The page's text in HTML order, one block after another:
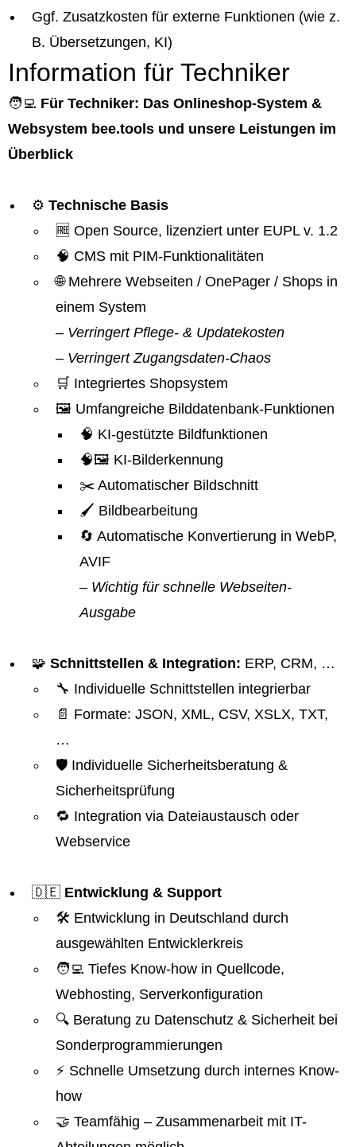
Ggf. Zusatzkosten für externe Funktionen (wie z.
B. Übersetzungen, KI)
Information für Techniker
🧑‍💻 Für Techniker: Das Onlineshop-System &
Websystem bee.tools und unsere Leistungen im
Überblick
⚙️ Technische Basis
🆓 Open Source, lizenziert unter EUPL v. 1.2
🧠 CMS mit PIM-Funktionalitäten
🌐 Mehrere Webseiten / OnePager / Shops in
einem System
– Verringert Pflege- & Updatekosten
– Verringert Zugangsdaten-Chaos
🛒 Integriertes Shopsystem
🖼️ Umfangreiche Bilddatenbank-Funktionen
🧠 KI-gestützte Bildfunktionen
🧠🖼️ KI-Bilderkennung
✂️ Automatischer Bildschnitt
🖌️ Bildbearbeitung
🔄 Automatische Konvertierung in WebP,
AVIF
– Wichtig für schnelle Webseiten-
Ausgabe
🧩 Schnittstellen & Integration: ERP, CRM, …
🔧 Individuelle Schnittstellen integrierbar
📄 Formate: JSON, XML, CSV, XSLX, TXT,
…
🛡️ Individuelle Sicherheitsberatung &
Sicherheitsprüfung
🔁 Integration via Dateiaustausch oder
Webservice
🇩🇪 Entwicklung & Support
🛠️ Entwicklung in Deutschland durch
ausgewählten Entwicklerkreis
🧑‍💻 Tiefes Know-how in Quellcode,
Webhosting, Serverkonfiguration
🔍 Beratung zu Datenschutz & Sicherheit bei
Sonderprogrammierungen
⚡ Schnelle Umsetzung durch internes Know-
how
🤝 Teamfähig – Zusammenarbeit mit IT-